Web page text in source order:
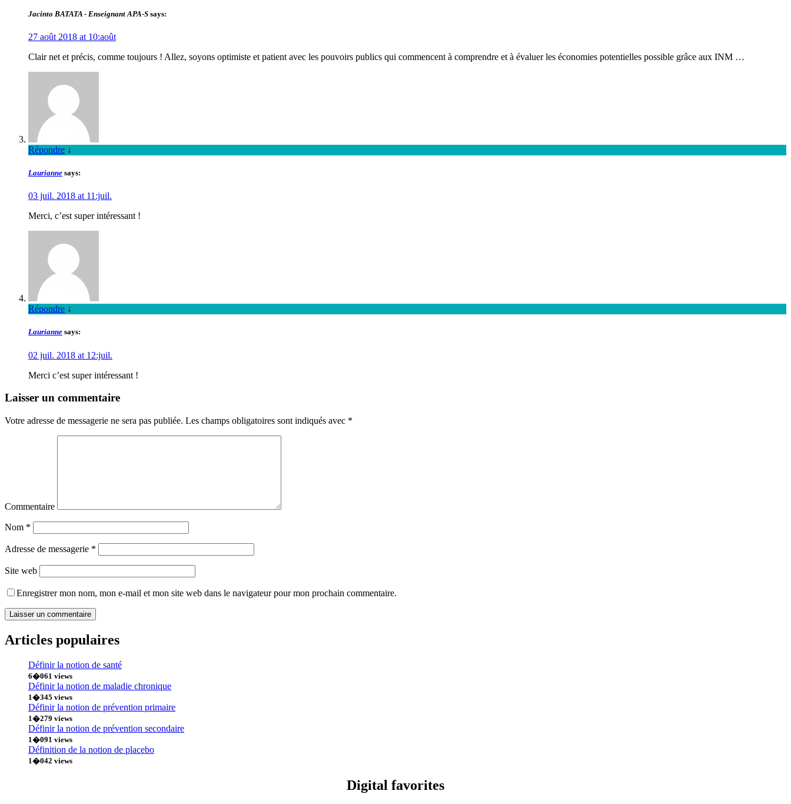
Jacinto BATATA - Enseignant APA-S says:
27 août 2018 at 10:août
Clair net et précis, comme toujours ! Allez, soyons optimiste et patient avec les pouvoirs publics qui commencent à comprendre et à évaluer les économies potentielles possible grâce aux INM …
Répondre ↓
Laurianne says:
03 juil. 2018 at 11:juil.
Merci, c’est super intéressant !
Répondre ↓
Laurianne says:
02 juil. 2018 at 12:juil.
Merci c’est super intéressant !
Laisser un commentaire
Votre adresse de messagerie ne sera pas publiée. Les champs obligatoires sont indiqués avec *
Commentaire
Nom *
Adresse de messagerie *
Site web
Enregistrer mon nom, mon e-mail et mon site web dans le navigateur pour mon prochain commentaire.
Articles populaires
Définir la notion de santé
6�061 views
Définir la notion de maladie chronique
1�345 views
Définir la notion de prévention primaire
1�279 views
Définir la notion de prévention secondaire
1�091 views
Définition de la notion de placebo
1�042 views
Digital favorites